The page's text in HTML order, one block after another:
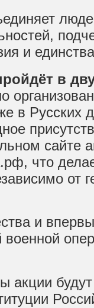
и
в
в Русских
сайте
что
от
и
военной
акции